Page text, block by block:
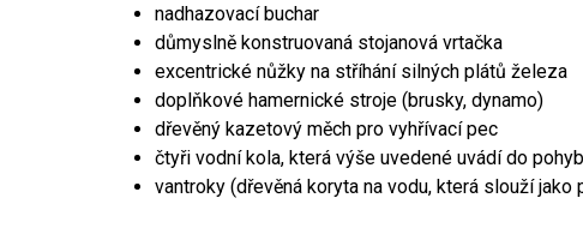
nadhazovací buchar
důmyslně konstruovaná stojanová vrtačka
excentrické nůžky na stříhání silných plátů železa
doplňkové hamernické stroje (brusky, dynamo)
dřevěný kazetový měch pro vyhřívací pec
čtyři vodní kola, která výše uvedené uvádí do
vantroky (dřevěná koryta na vodu, která slouží